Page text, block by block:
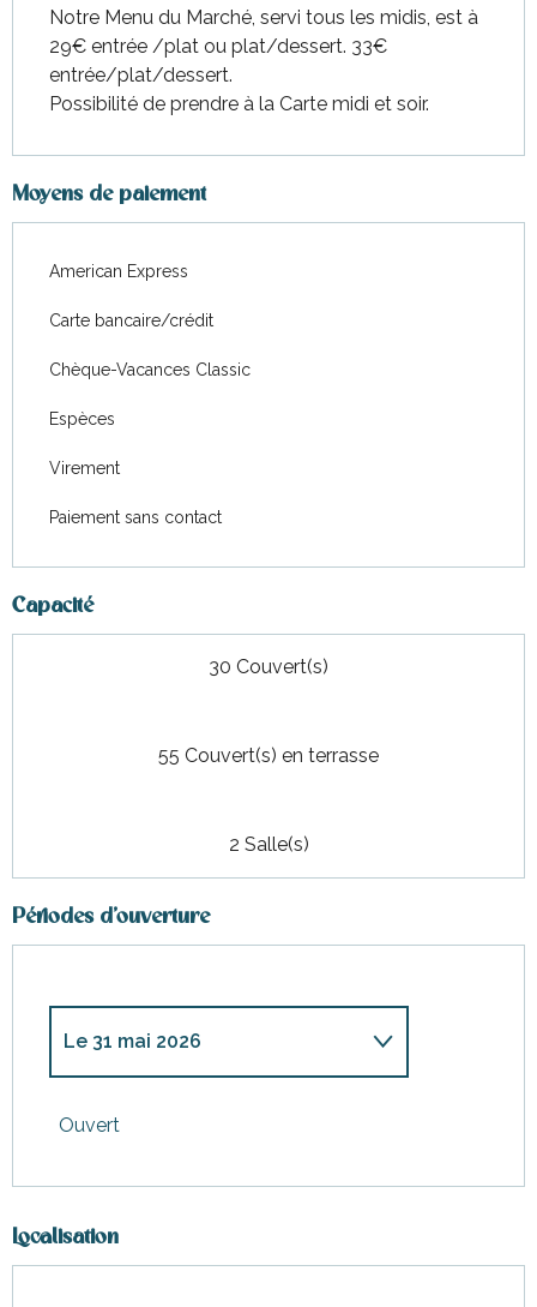
Notre Menu du Marché, servi tous les midis, est à
29€ entrée /plat ou plat/dessert. 33€
entrée/plat/dessert.
Possibilité de prendre à la Carte midi et soir.
Moyens de paiement
American Express
Carte bancaire/crédit
Chèque-Vacances Classic
Espèces
Virement
Paiement sans contact
Capacité
30 Couvert(s)
55 Couvert(s) en terrasse
2 Salle(s)
Périodes d'ouverture
Le3 mai 2026
Le10 mai 2026
Le 31 mai 2026
Ouvert
Localisation